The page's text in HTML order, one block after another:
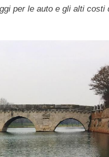
per le auto e gli alti costi